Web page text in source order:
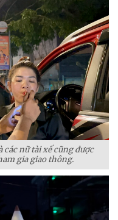
nữ tài xế cũng được
gia giao thông.